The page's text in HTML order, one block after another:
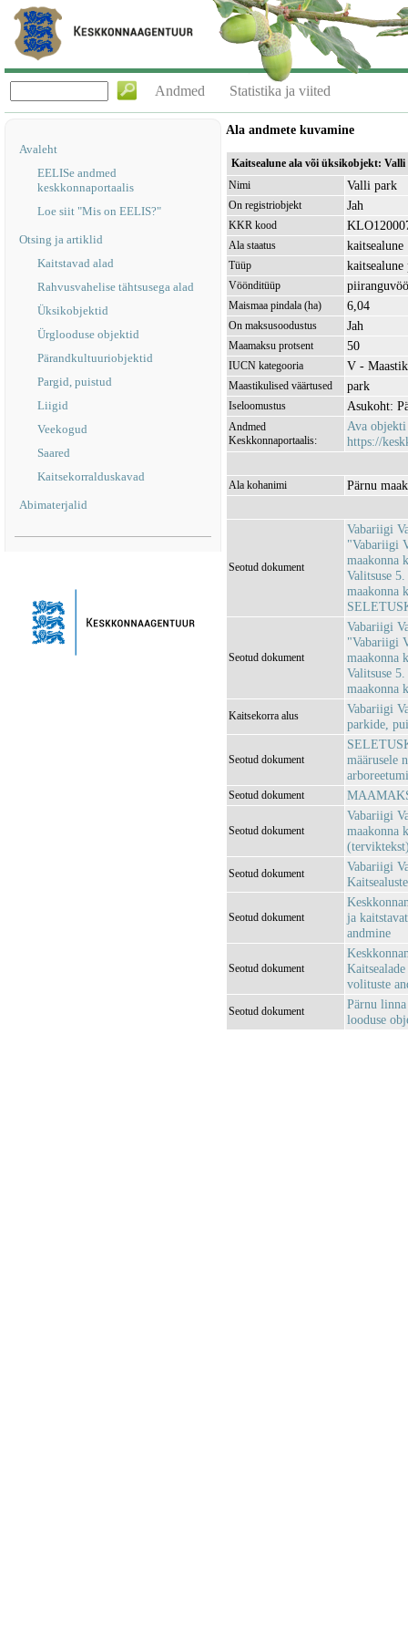
Andmed Statistika ja viited
Avaleht
EELISe andmed
keskkonnaportaalis
Loe siit "Mis on EELIS?"
Otsing ja artiklid
Kaitstavad alad
Rahvusvahelise tähtsusega alad
Üksikobjektid
Ürglooduse objektid
Pärandkultuuriobjektid
Pargid, puistud
Liigid
Veekogud
Saared
Kaitsekorralduskavad
Abimaterjalid
Ala andmete kuvamine
Kaitsealune ala või üksikobjekt:
Nimi
Valli park
On registriobjekt Jah
KKR kood
Ala staatus kaitsealune
Tüüp kaitsealune
Vöönditüüp
Maismaa pindala (ha) 6,04
On maksusoodustus Jah
Maamaksu protsent 50
IUCN kategooria V -
Maastikulised väärtused park
Iseloomustus Asukoht:
Andmed
Keskkonnaportaalis:
Ava objekti
https://
Ala kohanimi Pärnu
Seotud dokument
Vabariigi
"Vabariigi
maakonna
Valitsuse
maakonna
Seotud dokument
Vabariigi
"Vabariigi
maakonna
Valitsuse
maakonna
Kaitsekorra alus
Vabariigi
parkide,
Seotud dokument
määrusele
Seotud dokument
Seotud dokument
Vabariigi
maakonna
Seotud dokument
Vabariigi
Seotud dokument
ja
andmine
Seotud dokument
volituste
Seotud dokument
Pärnu
looduse